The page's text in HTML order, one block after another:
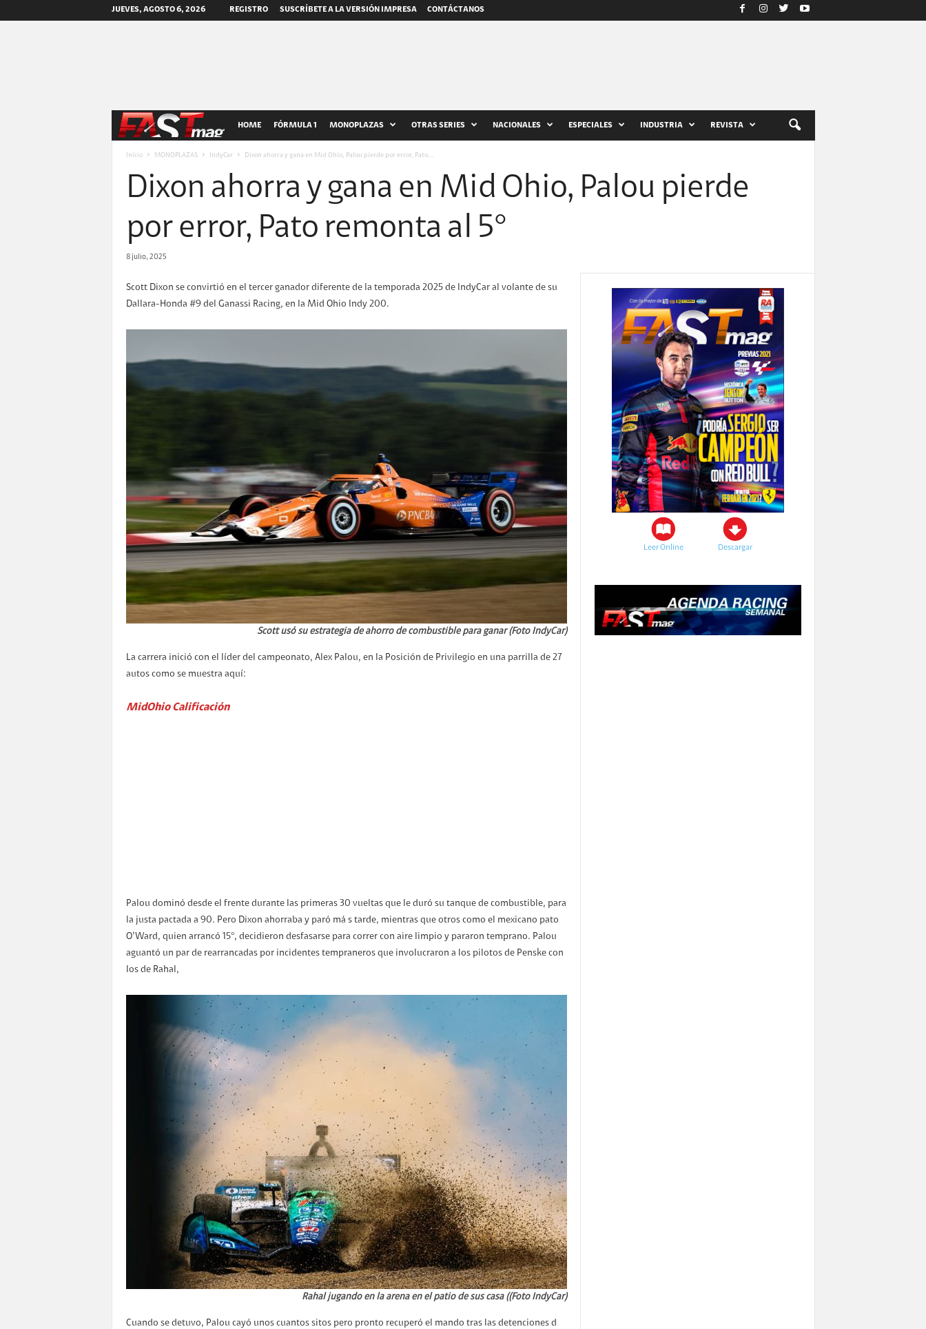
JUEVES, AGOSTO 6, 2026 REGISTRO SUSCRÍBETE A LA VERSIÓN IMPRESA CONTÁCTANOS
A
S
g
HOME FÓRMULA 1 MONOPLAZAS OTRAS SERIES NACIONALES ESPECIALES INDUSTRIA REVISTA
Inicio MONOPLAZAS IndyCar Dixon ahorra y gana en Mid Ohio, Palou pierde por error, Pato...
Dixon ahorra y gana en Mid Ohio, Palou pierde
por error, Pato remonta al 5°
8 julio, 2025
Scott Dixon se convirtió en el tercer ganador diferente de la temporada 2025 de IndyCar al volante de su
Dallara-Honda #9 del Ganassi Racing, en la Mid Ohio Indy 200.
Scott usó su estrategia de ahorro de combustible para ganar (Foto IndyCar)
La carrera inició con el líder del campeonato, Alex Palou, en la Posición de Privilegio en una parrilla de 27
autos como se muestra aquí:
MidOhio Calificación
Palou dominó desde el frente durante las primeras 30 vueltas que le duró su tanque de combustible, para
la justa pactada a 90. Pero Dixon ahorraba y paró má s tarde, mientras que otros como el mexicano pato
O’Ward, quien arrancó 15°, decidieron desfasarse para correr con aire limpio y pararon temprano. Palou
aguantó un par de rearrancadas por incidentes tempraneros que involucraron a los pilotos de Penske con
los de Rahal,
Rahal jugando en la arena en el patio de sus casa ((Foto IndyCar)
Cuando se detuvo, Palou cayó unos cuantos sitos pero pronto recuperó el mando tras las detenciones d
Leer Online Descargar